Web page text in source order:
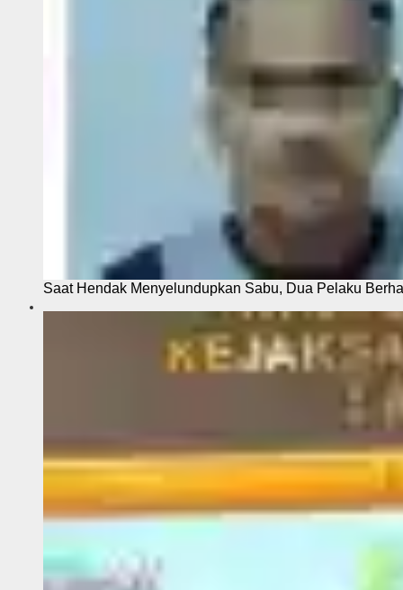
Saat Hendak Menyelundupkan Sabu, Dua Pelaku